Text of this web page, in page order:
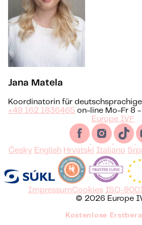
Jana Matela
Koordinatorin für
+49 162 1836465 on-line Mo-Fr 8 -
Europe IVF
Česky English Hrvatski Italiano
ImpressumCookies
ISO-
© 2026 Europe
Kostenlose